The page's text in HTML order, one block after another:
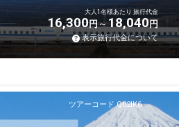
大人1名様あたり 旅行代金
16,300円 18,040円
表示旅行代金について
ツアーコード Q02IK6